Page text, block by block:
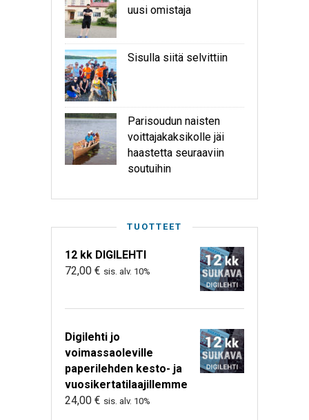
uusi omistaja
Sisulla siitä selvittiin
Parisoudun naisten
voittajakaksikolle jäi
haastetta seuraaviin
soutuihin
TUOTTEET
12 kk DIGILEHTI
72,00 € sis. alv. 10%
Digilehti jo
voimassaoleville
paperilehden kesto- ja
vuosikertatilaajillemme
24,00 € sis. alv. 10%